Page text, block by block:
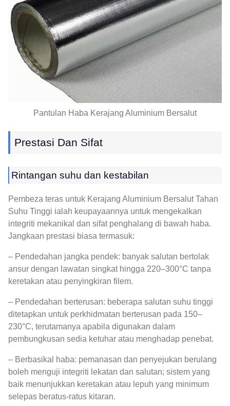
Pantulan Haba Kerajang Aluminium Bersalut
Prestasi Dan Sifat
Rintangan suhu dan kestabilan
Pembeza teras untuk Kerajang Aluminium Bersalut Tahan
Suhu Tinggi ialah keupayaannya untuk mengekalkan
integriti mekanikal dan sifat penghalang di bawah haba.
Jangkaan prestasi biasa termasuk:
– Pendedahan jangka pendek: banyak salutan bertolak
ansur dengan lawatan singkat hingga 220–300°C tanpa
keretakan atau penyingkiran filem.
– Pendedahan berterusan: beberapa salutan suhu tinggi
ditetapkan untuk perkhidmatan berterusan pada 150–
230°C, terutamanya apabila digunakan dalam
pembungkusan sedia ketuhar atau menghadap penebat.
– Berbasikal haba: pemanasan dan penyejukan berulang
boleh menguji integriti lekatan dan salutan; sistem yang
baik menunjukkan keretakan atau lepuh yang minimum
selepas beratus-ratus kitaran.